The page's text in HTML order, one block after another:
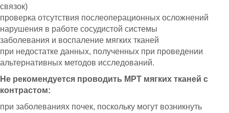
связок)
проверка отсутствия послеоперационных осложнений
нарушения в работе сосудистой системы
заболевания и воспаление мягких тканей
при недостатке данных, полученных при проведении
альтернативных методов исследований.
Не рекомендуется проводить МРТ мягких тканей с
контрастом:
при заболеваниях почек, поскольку могут возникнуть